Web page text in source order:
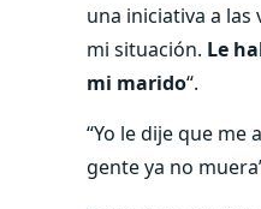
una iniciativa a
mi situación. Le
mi marido“.
“Yo le dije que
gente ya no